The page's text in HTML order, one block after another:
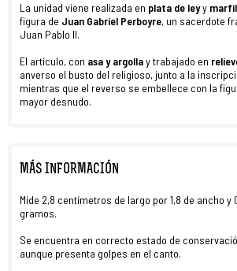
La unidad viene realizada en plata de leyy marfil
figura de Juan Gabriel Perboyre, un sacerdote
Juan Pablo II.
El artículo, con asa y argollay trabajado en
anverso el busto del religioso, junto a la
mientras que el reverso se embellece con la
mayor desnudo.
MÁS INFORMACIÓN
Mide 2,8 centímetros de largo por 1,8 de ancho y
gramos.
Se encuentra en correcto estado de
aunque presenta golpes en el canto.